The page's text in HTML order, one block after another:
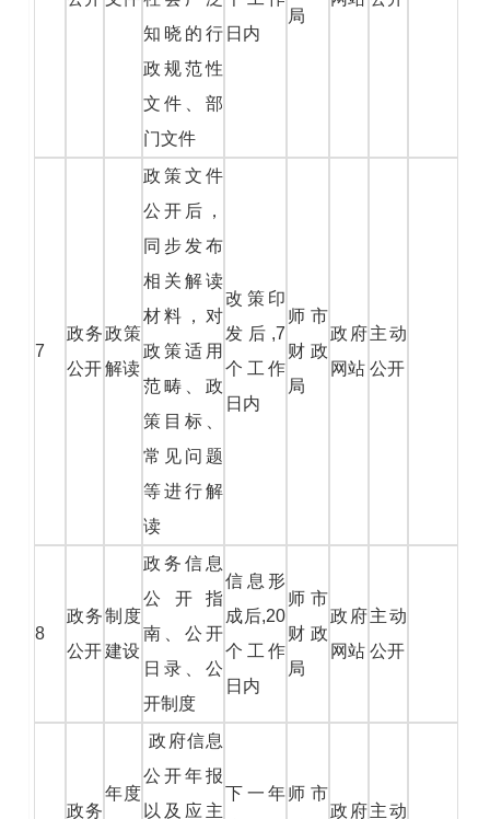
知晓的行
政规范性
文件、部
门文件
日内
局
7
政务
公开
政策
解读
政策文件
公开后，
同步发布
相关解读
材料，对
政策适用
范畴、政
策目标、
常见问题
等进行解
读
改策印
发后,7
个工作
日内
师市
财政
局
政府
网站
主动
公开
8
政务
公开
制度
建设
政务信息
公开指
南、公开
日录、公
开制度
信息形
成后,20
个工作
日内
师市
财政
局
政府
网站
主动
公开
政务
年度
政府信息
公开年报
以及应主
下一年师市
政府主动